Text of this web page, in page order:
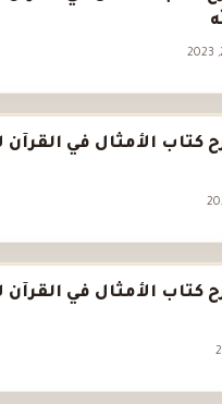
كتاب الأمثال في
كتاب الأمثال في